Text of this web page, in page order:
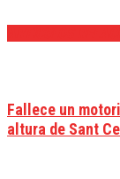
Fallece un
altura de Sant